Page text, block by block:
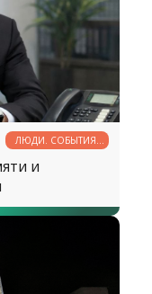
ЛЮДИ. СОБЫТИЯ.
ФАКТЫ
и